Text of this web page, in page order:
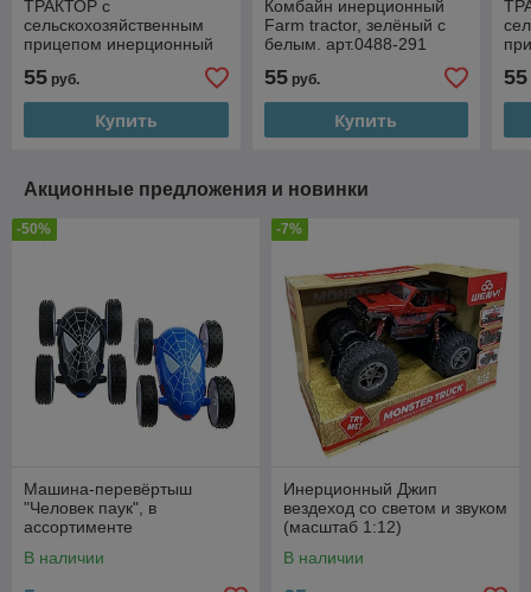
ТРАКТОР с
сельскохозяйственным
прицепом инерционный
55 руб.
Купить
Комбайн инерционный
Farm tractor, зелёный с
белым. арт.0488-291
55руб.
Купить
55
Акционные предложения и новинки
-50%
Машина-перевёртыш
"Человек паук", в
ассортименте
В наличии
-7%
Инерционный Джип
вездеход со светом и звуком
(масштаб 1:12)
В наличии